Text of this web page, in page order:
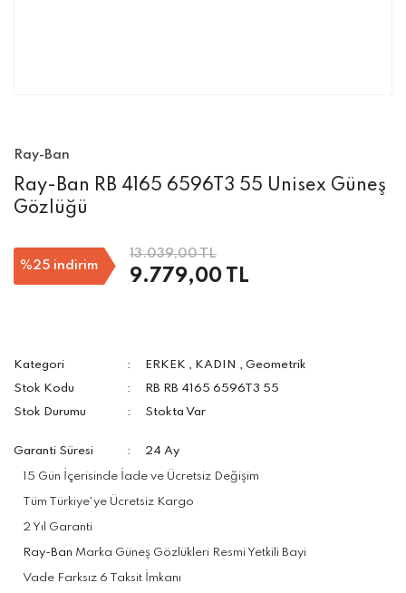
Ray-Ban
Ray-Ban RB 4165 6596T3 55 Unisex Güneş
Gözlüğü
%25 indirim
13.039,00 TL
9.779,00 TL
Kategori ERKEK , KADIN ,Geometrik
Stok Kodu
RB RB 4165 6596T3 55
Stok Durumu
Stokta Var
Garanti Süresi 24 Ay
15 Gün İçerisinde İade ve Ücretsiz Değişim
Tüm Türkiye'ye Ücretsiz Kargo
2 Yıl Garanti
Ray-Ban Marka Güneş Gözlükleri Resmi Yetkili Bayi
Vade Farksız 6 Taksit İmkanı